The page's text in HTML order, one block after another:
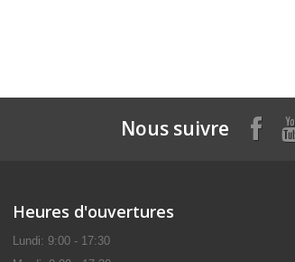
Nous suivre
Heures d'ouvertures
Lundi: 9:00 - 17:30